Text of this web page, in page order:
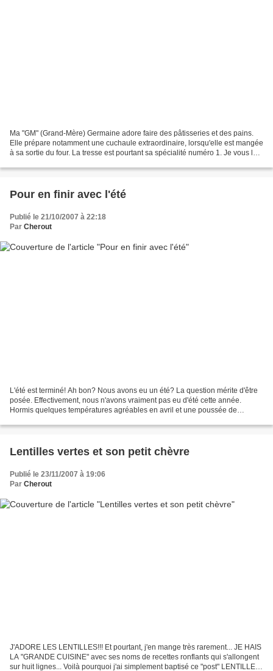
Ma "GM" (Grand-Mère) Germaine adore faire des pâtisseries et des pains.
Elle prépare notamment une cuchaule extraordinaire, lorsqu'elle est mangée
à sa sortie du four. La tresse est pourtant sa spécialité numéro 1. Je vous la
Pour en finir avec l'été
Publié le 21/10/2007 à 22:18
Par Cherout
L'été est terminé! Ah bon? Nous avons eu un été? La question mérite d'être
posée. Effectivement, nous n'avons vraiment pas eu d'été cette année.
Hormis quelques températures agréables en avril et une poussée de
Lentilles vertes et son petit chèvre
Publié le 23/11/2007 à 19:06
Par Cherout
J'ADORE LES LENTILLES!!! Et pourtant, j'en mange très rarement... JE HAIS
LA "GRANDE CUISINE" avec ses noms de recettes ronflants qui s'allongent
sur huit lignes... Voilà pourquoi j'ai simplement baptisé ce "post" LENTILLES